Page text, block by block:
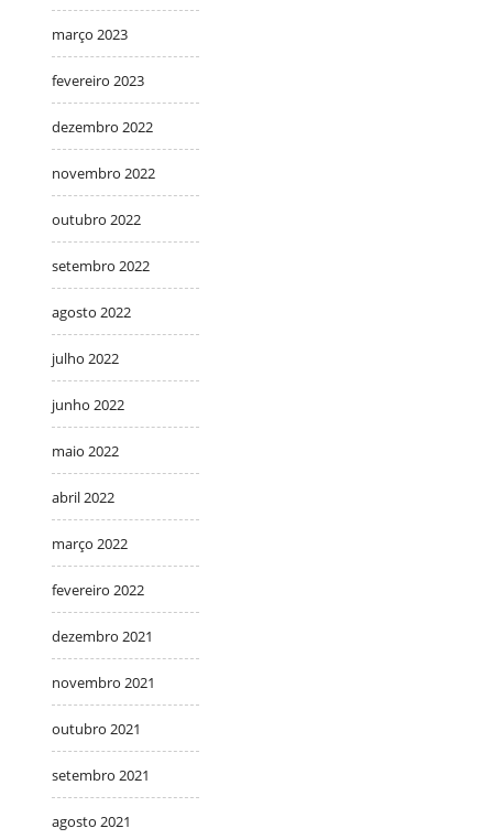
março 2023
fevereiro 2023
dezembro 2022
novembro 2022
outubro 2022
setembro 2022
agosto 2022
julho 2022
junho 2022
maio 2022
abril 2022
março 2022
fevereiro 2022
dezembro 2021
novembro 2021
outubro 2021
setembro 2021
agosto 2021